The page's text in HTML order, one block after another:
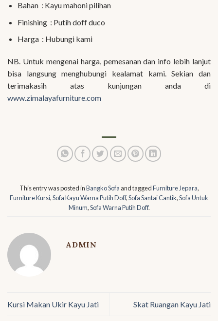
Bahan : Kayu mahoni pilihan
Finishing : Putih doff duco
Harga : Hubungi kami
NB. Untuk mengenai harga, pemesanan dan info lebih lanjut
bisa langsung menghubungi kealamat kami. Sekian dan
terimakasih atas kunjungan anda di
www.zimalayafurniture.com
This entry was posted inBangko Sofa and taggedFurniture Jepara,
Furniture Kursi,Sofa Kayu Warna Putih Doff,Sofa Santai Cantik,Sofa Untuk
Minum,Sofa Warna Putih Doff.
ADMIN
Kursi Makan Ukir Kayu Jati Skat Ruangan Kayu Jati